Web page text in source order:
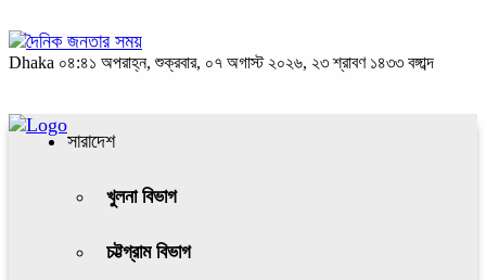
Dhaka ০৪:৪১ অপরাহ্ন, শুক্রবার, ০৭ অগাস্ট ২০২৬, ২৩ শ্রাবণ ১৪৩৩ বঙ্গাব্দ
সারাদেশ
খুলনা বিভাগ
চট্টগ্রাম বিভাগ